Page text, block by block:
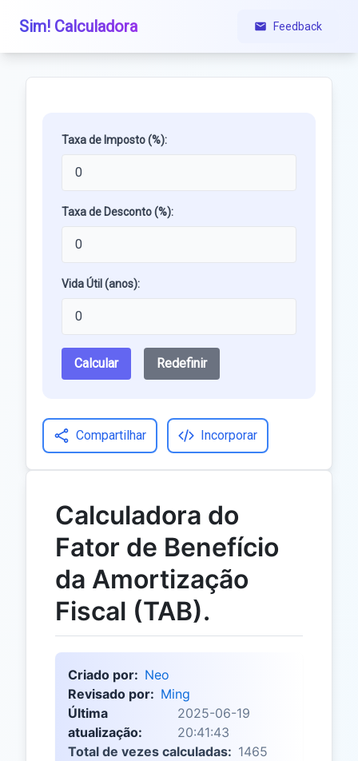
Sim! Calculadora Feedback
Taxa de Imposto (%):
Taxa de Desconto (%):
Vida Útil (anos):
Calcular Redefinir
Compartilhar Incorporar
Calculadora do
Fator de Benefício
da Amortização
Fiscal (TAB).
Criado por: Neo
Revisado por: Ming
Última
atualização:
2025-06-19
20:41:43
Total de vezes calculadas: 1465